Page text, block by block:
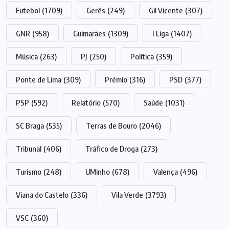
Futebol (1709) Gerês (249) Gil Vicente (307)
GNR (958) Guimarães (1309) I Liga (1407)
Música (263) PJ (250) Política (359)
Ponte de Lima (309) Prémio (316) PSD (377)
PSP (592) Relatório (570) Saúde (1031)
SC Braga (535) Terras de Bouro (2046)
Tribunal (406) Tráfico de Droga (273)
Turismo (248) UMinho (678) Valença (496)
Viana do Castelo (336) Vila Verde (3793)
VSC (360)